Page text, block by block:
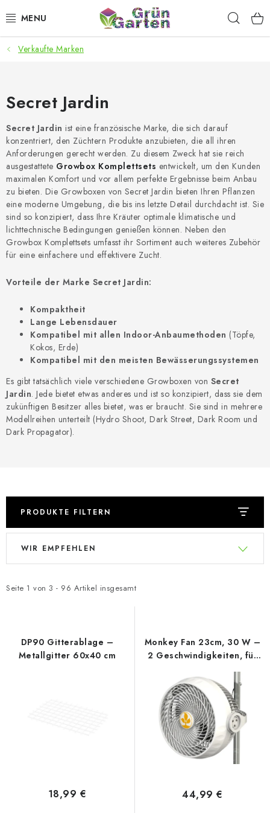
Inhalt
ANGEBOTE
ANBAUBEDARF FÜR DEN HEIMANBAU
AQUARISTIK
MICROGREENS
SMARTER GARTEN
Geschäftsbewertung Kaufberatung AGB
Blog
Kontakt
Datenschutzerklärung Impressum
Verkaufte Marken
Secret Jardin
Secret Jardin ist eine französische Marke, die sich darauf
konzentriert, den Züchtern Produkte anzubieten, die all ihren
Anforderungen gerecht werden. Zu diesem Zweck hat sie reich
ausgestattete Growbox Komplettsets entwickelt, um den Kunden
maximalen Komfort und vor allem perfekte Ergebnisse beim Anbau
zu bieten. Die Growboxen von Secret Jardin bieten Ihren Pflanzen
eine moderne Umgebung, die bis ins letzte Detail durchdacht ist. Sie
sind so konzipiert, dass Ihre Kräuter optimale klimatische und
lichttechnische Bedingungen genießen können. Neben den
Growbox Komplettsets umfasst ihr Sortiment auch weiteres Zubehör
für eine einfachere und effektivere Zucht.
Vorteile der Marke Secret Jardin:
Kompaktheit
Lange Lebensdauer
Kompatibel mit allen Indoor-Anbaumethoden (Töpfe,
Kokos, Erde)
Kompatibel mit den meisten Bewässerungssystemen
Es gibt tatsächlich viele verschiedene Growboxen von Secret
Jardin. Jede bietet etwas anderes und ist so konzipiert, dass sie dem
zukünftigen Besitzer alles bietet, was er braucht. Sie sind in mehrere
Modellreihen unterteilt (Hydro Shoot, Dark Street, Dark Room und
Dark Propagator).
PRODUKTE FILTERN
L
t
Seite 1 von 3 - 96 Artikel insgesamt
P
d
WIR EMPFEHLEN
DP90 Gitterablage –
Metallgitter 60x40 cm
18,99 €
Monkey Fan 23cm, 30 W –
2 Geschwindigkeiten, für
44,99 €